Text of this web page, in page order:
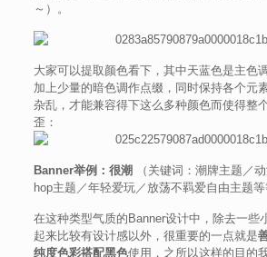
～）。
大家可以提取颜色看下，其中天蓝色是主色
加上少量的暗色调作点缀，同时保持各个元
杂乱，才能兼容得下这么多种颜色而使得整
歪：
Banner举例： 很潮
（关键词：潮牌主题／
hop主题／年轻爱玩／放荡不羁爱自由主题等
在这种类型气质的Banner设计中，除去一些
起来比较有设计感以外，很重要的一点就是
纯度色彩搭配黑色使用，之所以这样的目的